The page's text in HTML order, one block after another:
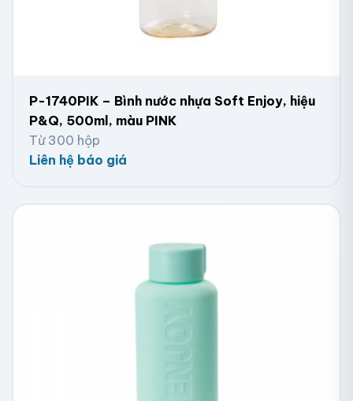
P-1740PIK – Bình nước nhựa Soft Enjoy, hiệu
P&Q, 500ml, màu PINK
Từ 300 hộp
Liên hệ báo giá